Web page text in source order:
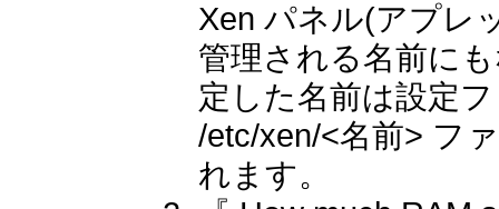
Xen パネル(アプレ
管理される名前に
定した名前は設定
/etc/xen/<名前> フ
れます。